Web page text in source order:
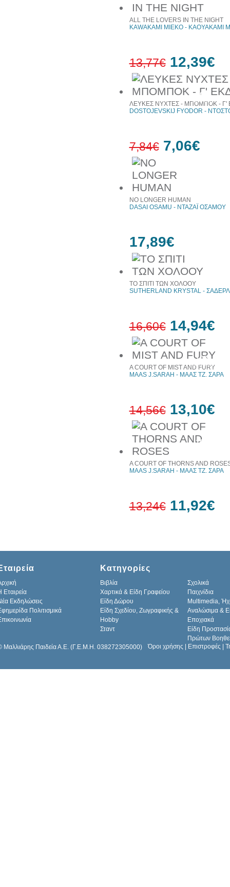
10%
έκπτωση
ALL THE LOVERS IN THE NIGHT
KAWAKAMI MIEKO - ΚΑΟΥΑΚΑΜΙ
13,77€ 12,39€
ΛΕΥΚΕΣ ΝΥΧΤΕΣ - ΜΠΟΜΠΟΚ - Γ'
DOSTOJEVSKIJ FYODOR -
7,84€ 7,06€
NO LONGER HUMAN
DASAI OSAMU - ΝΤΑΖΑΪ ΟΣΑΜΟΥ
17,89€
10%
έκπτωση
ΤΟ ΣΠΙΤΙ ΤΩΝ ΧΟΛΟΟΥ
SUTHERLAND KRYSTAL -
16,60€ 14,94€
10%
A COURT OF MIST AND FURY
MAAS J.SARAH - ΜΑΑΣ ΤΖ. ΣΑΡΑ
14,56€ 13,10€
A COURT OF THORNS AND
MAAS J.SARAH - ΜΑΑΣ ΤΖ. ΣΑΡΑ
13,24€ 11,92€
Εταιρεία
Εκδηλώσεις
Πολιτισμικά
Κατηγορίες
Βιβλία
Σχολικά
Χαρτικά & Είδη Γραφείου
Παιχνίδια
Είδη Δώρου
Multimedia,
Είδη Σχεδίου, Ζωγραφικής &
Hobby
Αναλώσιμα &
Εποχιακά
Σταντ
Είδη
Πρώτων
Μαλλιάρης Παιδεία Α.Ε. (Γ.Ε.Μ.Η. 038272305000)
Όροι χρήσης Επιστροφές